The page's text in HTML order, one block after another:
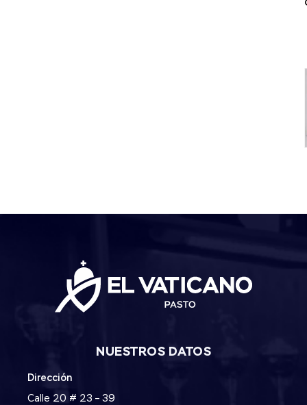
NUESTROS DATOS
Dirección
Calle 20 # 23 – 39